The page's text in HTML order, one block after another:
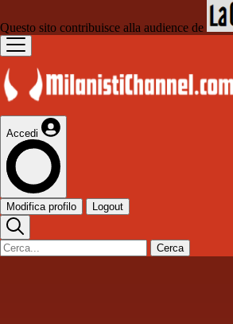
Questo sito contribuisce alla audience de
Accedi
Modifica profilo Logout
Cerca